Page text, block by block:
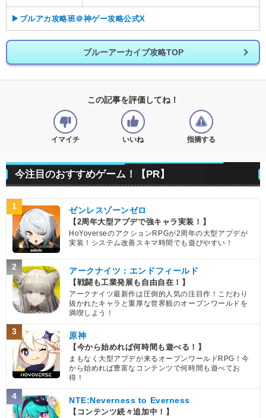
▶ブルアカ攻略班＠神ゲー攻略公式X
ブルーアーカイブ攻略TOP
この記事を評価してね！
イマイチ いいね 指摘する
今注目のおすすめゲーム！【PR】
1 ゼンレスゾーンゼロ
【2周年大型アプデで強キャラ実装！】
HoYoverseのアクションRPGが2周年の大型アプデが
実装！システム改善スキマ時間でも遊びやすい！
2 アークナイツ：エンドフィールド
【戦闘も工業発展も自由自在！】
アークナイツ最新作は圧倒的人気の注目作！こだわり
抜かれたキャラと重厚な世界観のオープンワールドを
満喫しよう！
3 原神
【今から始めれば何時間も遊べる！】
まもなく大型アプデが来るオープンワールドRPG！今
から始めれば豊富なコンテンツで何時間も遊べてお
得！
4 NTE:Neverness to Everness
【コンテンツ続々追加中！】